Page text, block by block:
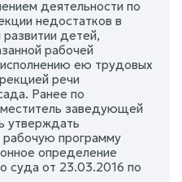
деятельности по
недостатков в
детей,
рабочей
ею трудовых
речи
Ранее по
заведующей
утверждать
программу
определение
суда от 23.03.2016 по